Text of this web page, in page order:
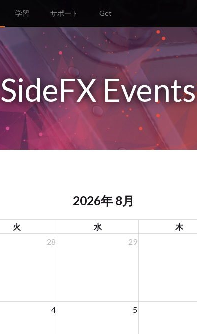
学習 サポート Get
SideFX Events
2026年 8月
火 水 木
28 29
4 5